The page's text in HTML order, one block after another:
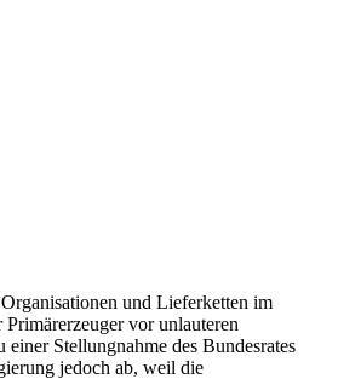
und Lieferketten im
vor unlauteren
einer Stellungnahme des Bundesrates
jedoch ab, weil die